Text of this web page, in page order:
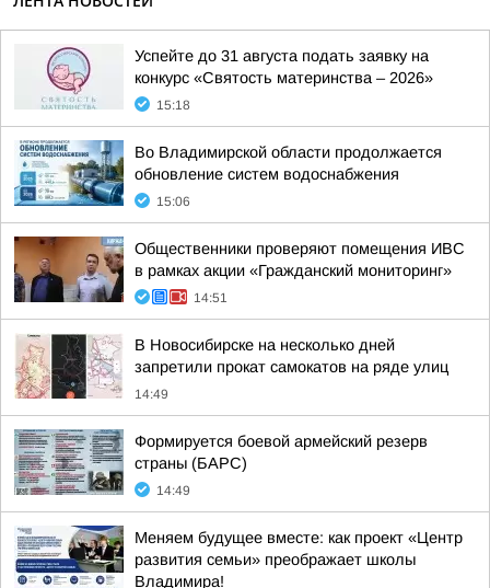
Успейте до 31 августа подать заявку на
конкурс «Святость материнства – 2026»
15:18
Во Владимирской области продолжается
обновление систем водоснабжения
15:06
Общественники проверяют помещения ИВС
в рамках акции «Гражданский мониторинг»
14:51
В Новосибирске на несколько дней
запретили прокат самокатов на ряде улиц
14:49
Формируется боевой армейский резерв
страны (БАРС)
14:49
Меняем будущее вместе: как проект «Центр
развития семьи» преображает школы
Владимира!